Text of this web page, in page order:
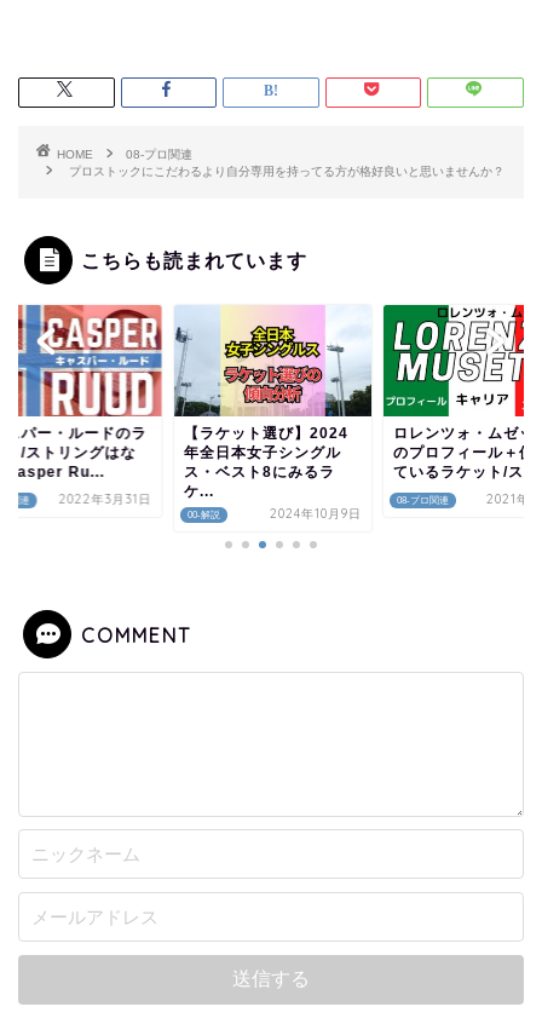
HOME
08-プロ関連
プロストックにこだわるより自分専用を持ってる方が格好良いと思いませんか？
こちらも読まれています
関連
スパー・ルードのラ
ト/ストリングはな
Casper Ru...
2022年3月31日
00-解説
【ラケット選び】2024
年全日本女子シングル
ス・ベスト8にみるラ
ケ...
2024年10月9日
08-プロ関連
ロレンツォ・ムゼッ
のプロフィール＋使
ているラケット/ス
2021年4
COMMENT